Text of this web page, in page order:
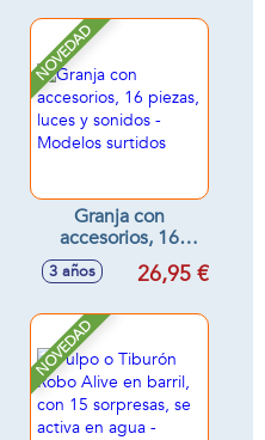
NOVEDAD
Granja con
accesorios, 16
piezas, luces y
sonidos - Modelos
3 años 26,95 €
NOVEDAD